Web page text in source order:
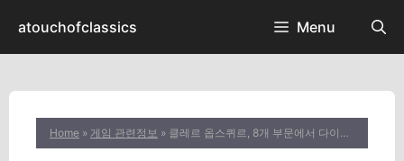
츠
건
atouchofclassics Menu
Home » 게임 관련정보 » 클레르 옵스퀴르, 8개 부문에서 다이스 어워드 후보로 선정